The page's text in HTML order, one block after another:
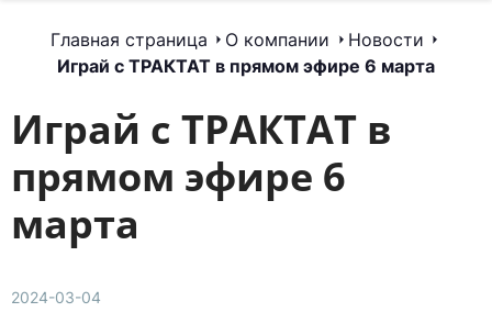
Главная страница О компании
Новости
Играй с ТРАКТАТ в прямом эфире 6 марта
Играй с ТРАКТАТ в
прямом эфире 6
марта
2024-03-04